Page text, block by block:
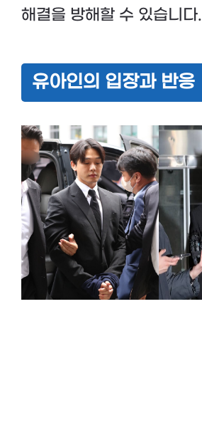
해결을 방해할 수 있습니다.
유아인의 입장과 반응